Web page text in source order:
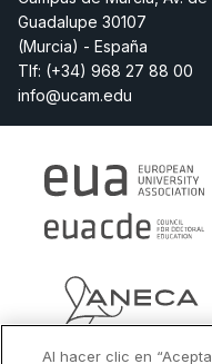
Guadalupe 30107
(Murcia) - España
Tlf: (+34) 968 27 88 00
info@ucam.edu
Al hacer clic en